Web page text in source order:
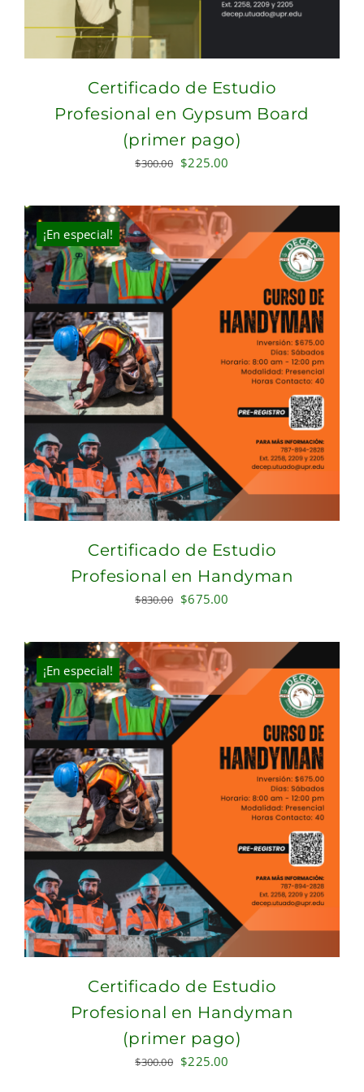
Certificado de Estudio
Profesional en Gypsum Board
(primer pago)
$300.00 Original
was:
$300.00.
$225.00
is:
$225.00.
¡En especial!
Certificado de Estudio
Profesional en Handyman
$830.00 Original
was:
$830.00.
$675.00
is:
$675.00.
¡En especial!
Certificado de Estudio
Profesional en Handyman
(primer pago)
$300.00 Original
$225.00